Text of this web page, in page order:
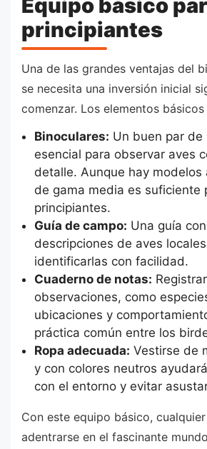
Equipo básico
principiantes
Una de las grandes ventajas del
se necesita una inversión inicial
comenzar. Los elementos básicos
Binoculares: Un buen par de
esencial para observar aves
detalle. Aunque hay modelos
de gama media es suficiente
principiantes.
Guía de campo: Una guía
descripciones de aves
identificarlas con facilidad.
Cuaderno de notas:
observaciones, como
ubicaciones y
práctica común entre los
Ropa adecuada: Vestirse de
y con colores neutros
con el entorno y evitar
Con este equipo básico,
adentrarse en el fascinante